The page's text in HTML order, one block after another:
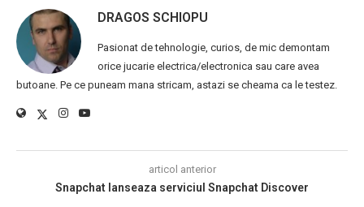
DRAGOS SCHIOPU
Pasionat de tehnologie, curios, de mic demontam
orice jucarie electrica/electronica sau care avea
butoane. Pe ce puneam mana stricam, astazi se cheama ca le testez.
articol anterior
Snapchat lanseaza serviciul Snapchat Discover